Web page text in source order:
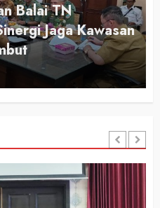
2026, Bupati Saiful
Putri